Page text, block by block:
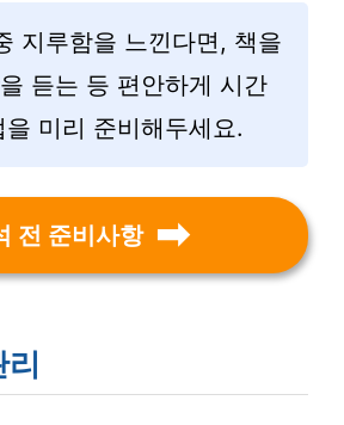
지루함을 느낀다면, 책을
듣는 등 편안하게 시간
미리 준비해두세요.
전 준비사항
리